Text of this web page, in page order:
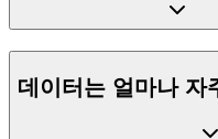
데이터는 얼마나 자